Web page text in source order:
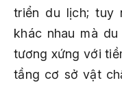
triển du lịch; tuy
khác nhau mà
tương xứng với
tầng cơ sở vật